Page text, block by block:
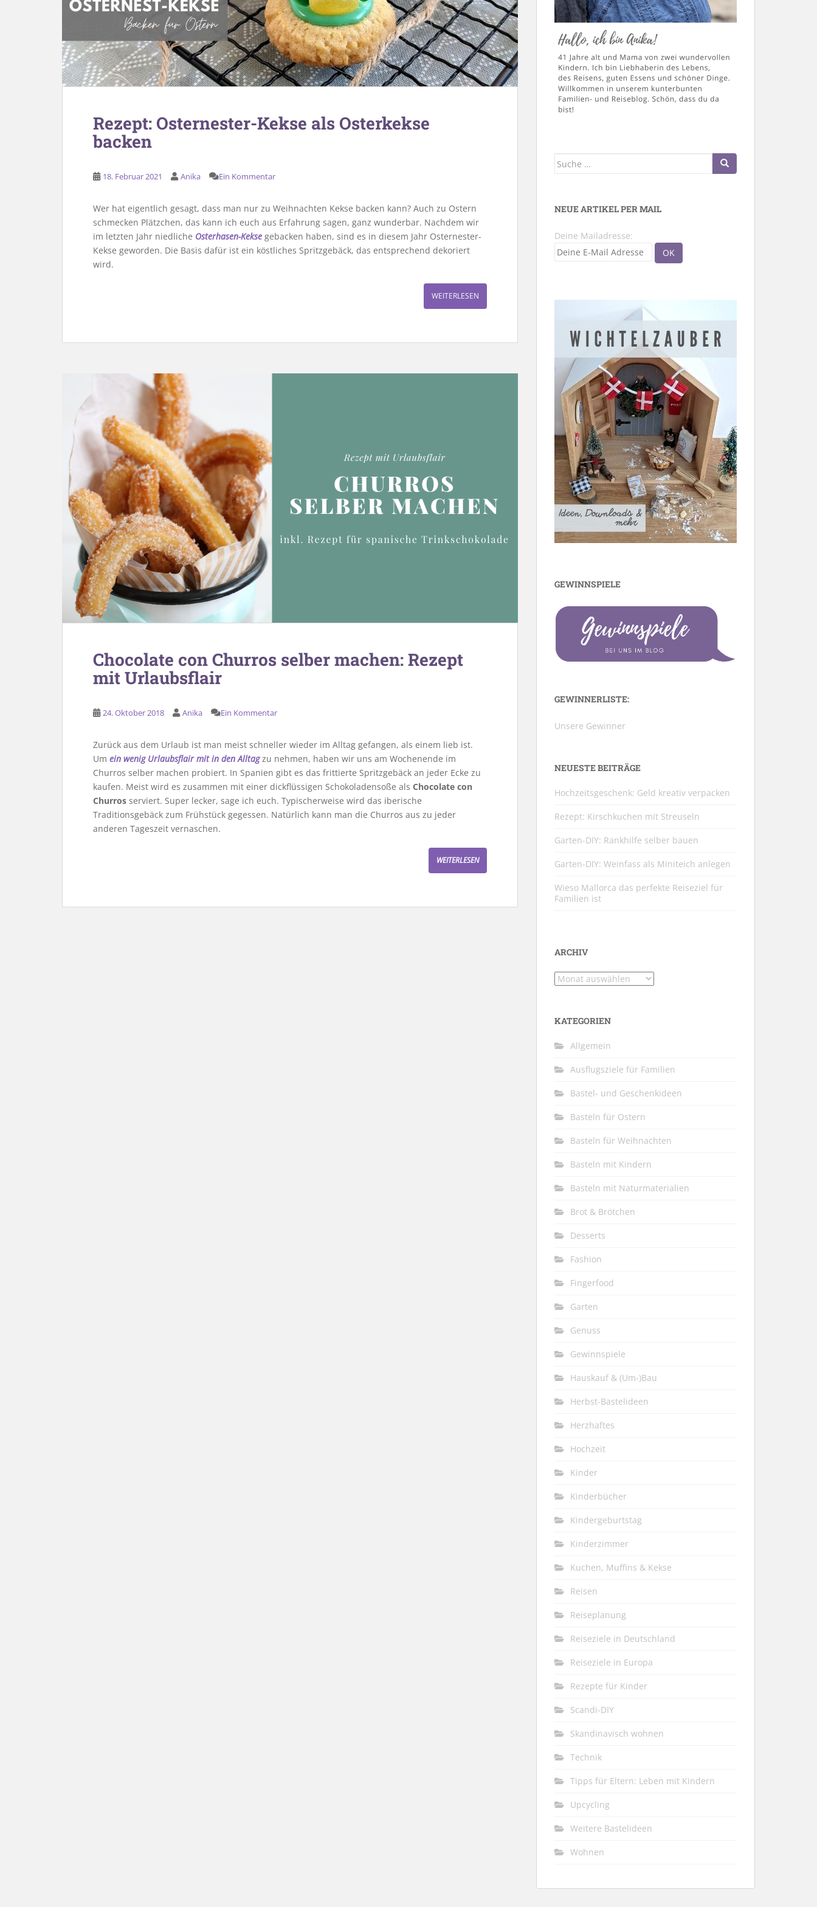
Rezept: Osternester-Kekse als Osterkekse
backen
18. Februar 2021 Anika Ein Kommentar
Wer hat eigentlich gesagt, dass man nur zu Weihnachten Kekse backen kann? Auch zu Ostern
schmecken Plätzchen, das kann ich euch aus Erfahrung sagen, ganz wunderbar. Nachdem wir
im letzten Jahr niedliche Osterhasen-Kekse gebacken haben, sind es in diesem Jahr Osternester-
Kekse geworden. Die Basis dafür ist ein köstliches Spritzgebäck, das entsprechend dekoriert
wird.
WEITERLESEN
Chocolate con Churros selber machen: Rezept
mit Urlaubsflair
24. Oktober 2018 Anika Ein Kommentar
Zurück aus dem Urlaub ist man meist schneller wieder im Alltag gefangen, als einem lieb ist.
Um ein wenig Urlaubsflair mit in den Alltagzu nehmen, haben wir uns am Wochenende im
Churros selber machen probiert. In Spanien gibt es das frittierte Spritzgebäck an jeder Ecke zu
kaufen. Meist wird es zusammen mit einer dickflüssigen Schokoladensoße als Chocolate con
Churros serviert. Super lecker, sage ich euch. Typischerweise wird das iberische
Traditionsgebäck zum Frühstück gegessen. Natürlich kann man die Churros aus zu jeder
anderen Tageszeit vernaschen.
WEITERLESEN
Suche
NEUE ARTIKEL PER MAIL
Deine Mailadresse:
GEWINNSPIELE
GEWINNERLISTE:
Unsere Gewinner
NEUESTE BEITRÄGE
Hochzeitsgeschenk: Geld kreativ verpacken
Rezept: Kirschkuchen mit Streuseln
Garten-DIY: Rankhilfe selber bauen
Garten-DIY: Weinfass als Miniteich anlegen
Wieso Mallorca das perfekte Reiseziel für
Familien ist
ARCHIV
Archiv
KATEGORIEN
Allgemein
Ausflugsziele für Familien
Bastel- und Geschenkideen
Basteln für Ostern
Basteln für Weihnachten
Basteln mit Kindern
Basteln mit Naturmaterialien
Brot & Brötchen
Desserts
Fashion
Fingerfood
Garten
Genuss
Gewinnspiele
Hauskauf & (Um-)Bau
Herbst-Bastelideen
Herzhaftes
Hochzeit
Kinder
Kinderbücher
Kindergeburtstag
Kinderzimmer
Kuchen, Muffins & Kekse
Reisen
Reiseplanung
Reiseziele in Deutschland
Reiseziele in Europa
Rezepte für Kinder
Scandi-DIY
Skandinavisch wohnen
Technik
Tipps für Eltern: Leben mit Kindern
Upcycling
Weitere Bastelideen
Wohnen